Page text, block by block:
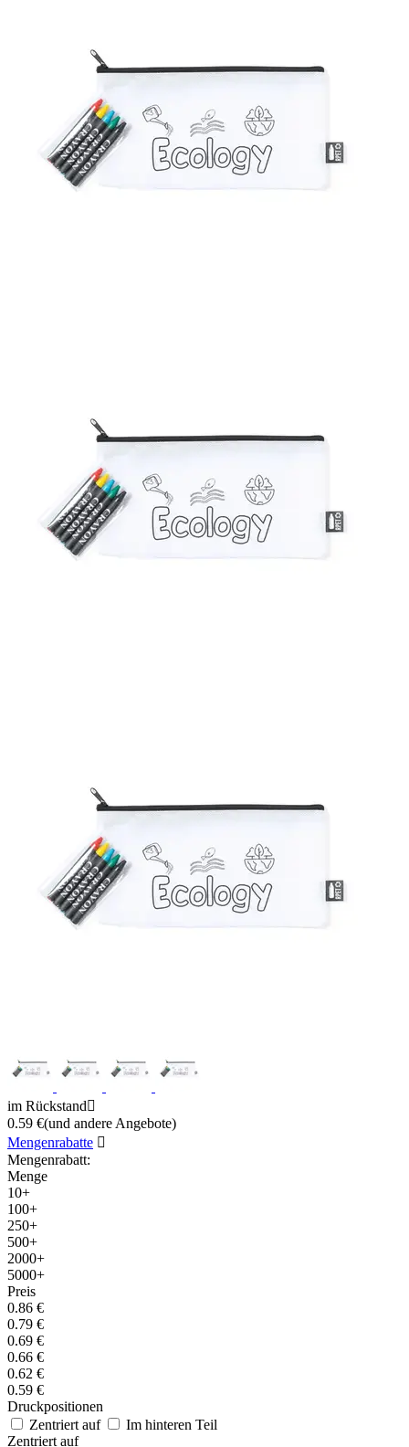
im Rückstand
0.59 €(und andere Angebote)
Mengenrabatte 
Mengenrabatt:
Menge
10+
100+
250+
500+
2000+
5000+
Preis
0.86 €
0.79 €
0.69 €
0.66 €
0.62 €
0.59 €
Druckpositionen
Zentriert auf
Im hinteren Teil
Zentriert auf